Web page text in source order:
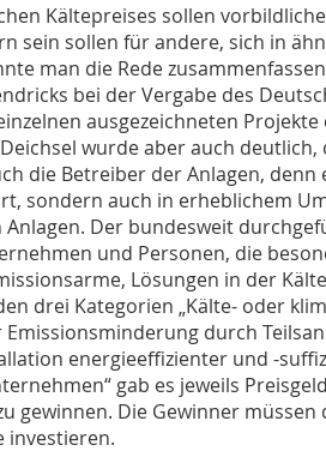
Kältepreises sollen
sein sollen für andere, sich in
man die Rede
bei der Vergabe des
ausgezeichneten Projekte
wurde aber auch
die Betreiber der Anlagen, denn
sondern auch in erheblichem
Der bundesweit
und Personen, die
Lösungen in der
drei Kategorien „Kälte- oder
Emissionsminderung durch
energieeffizienter und -
gab es jeweils
gewinnen. Die Gewinner müssen
investieren.